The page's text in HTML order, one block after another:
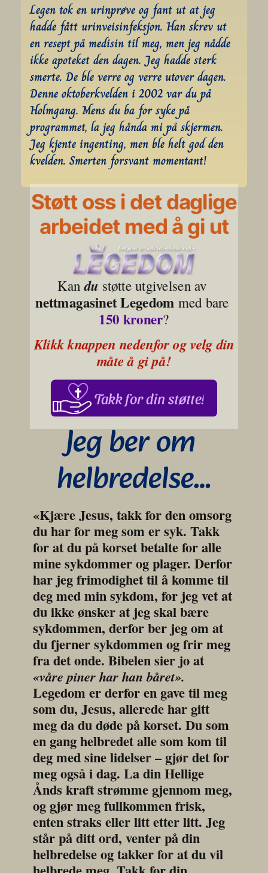
Legen tok en urinprøve og fant ut at jeg
hadde fått urinveisinfeksjon. Han skrev ut
en resept på medisin til meg, men jeg nådde
ikke apoteket den dagen. Jeg hadde sterk
smerte. De ble verre og verre utover dagen.
Denne oktoberkvelden i 2002 var du på
Holmgang. Mens du ba for syke på
programmet, la jeg hånda mi på skjermen.
Jeg kjente ingenting, men ble helt god den
kvelden. Smerten forsvant momentant!
arbeidet med å gi ut
Kan du
nettmagasinet Legedom
150 kroner?
Klikk knappen nedenfor og velg din
måte å gi på!
Takk for din støtte!
Jeg ber om
helbredelse…
«Kjære Jesus, takk for den omsorg
du har for meg som er syk. Takk
for at du på korset betalte for alle
mine sykdommer og plager. Derfor
har jeg frimodighet til å komme til
deg med min sykdom, for jeg vet at
du ikke ønsker at jeg skal bære
sykdommen, derfor ber jeg om at
du fjerner sykdommen og frir meg
fra det onde. Bibelen sier jo at
«våre piner har han båret».
Legedom er derfor en gave til meg
som du, Jesus, allerede har gitt
meg da du døde på korset. Du som
en gang helbredet alle som kom til
deg med sine lidelser – gjør det for
meg også i dag. La din Hellige
Ånds kraft strømme gjennom meg,
og gjør meg fullkommen frisk,
enten straks eller litt etter litt. Jeg
står på ditt ord, venter på din
helbredelse og takker for at du vil